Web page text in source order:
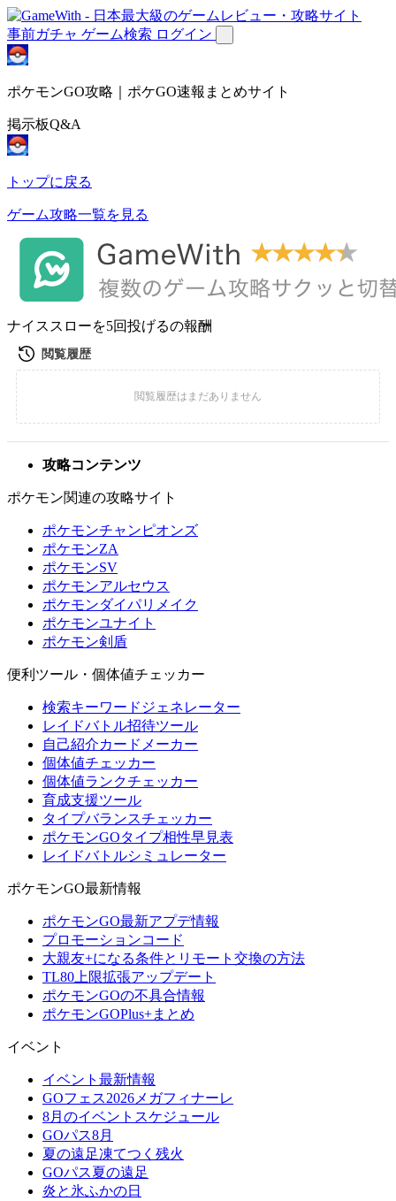
事前ガチャ ゲーム検索 ログイン
ポケモンGO攻略｜ポケGO速報まとめサイト
掲示板Q&A
トップに戻る
ゲーム攻略一覧を見る
ナイススローを5回投げるの報酬
攻略コンテンツ
ポケモン関連の攻略サイト
ポケモンチャンピオンズ
ポケモンZA
ポケモンSV
ポケモンアルセウス
ポケモンダイパリメイク
ポケモンユナイト
ポケモン剣盾
便利ツール・個体値チェッカー
検索キーワードジェネレーター
レイドバトル招待ツール
自己紹介カードメーカー
個体値チェッカー
個体値ランクチェッカー
育成支援ツール
タイプバランスチェッカー
ポケモンGOタイプ相性早見表
レイドバトルシミュレーター
ポケモンGO最新情報
ポケモンGO最新アプデ情報
プロモーションコード
大親友+になる条件とリモート交換の方法
TL80上限拡張アップデート
ポケモンGOの不具合情報
ポケモンGOPlus+まとめ
イベント
イベント最新情報
GOフェス2026メガフィナーレ
8月のイベントスケジュール
GOパス8月
夏の遠足凍てつく残火
GOパス夏の遠足
炎と氷ふかの日